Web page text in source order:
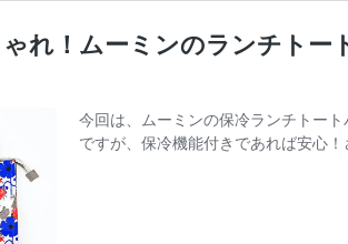
れ！ムーミンのランチト
今回は、ムーミンの保冷ランチトー
ですが、保冷機能付きであれば安心